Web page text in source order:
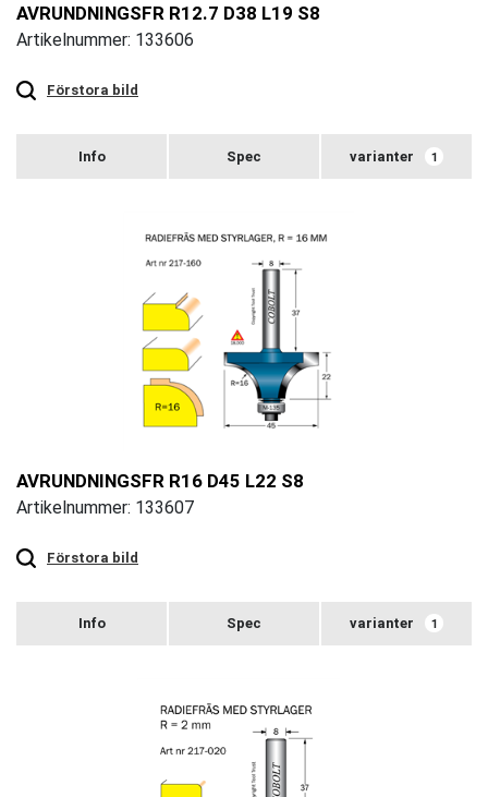
AVRUNDNINGSFR R12.7 D38 L19 S8
Artikelnummer: 133606
Förstora bild
zoom
varianter 1
AVRUNDNINGSFR R16 D45 L22 S8
Artikelnummer: 133607
Förstora bild
zoom
varianter 1